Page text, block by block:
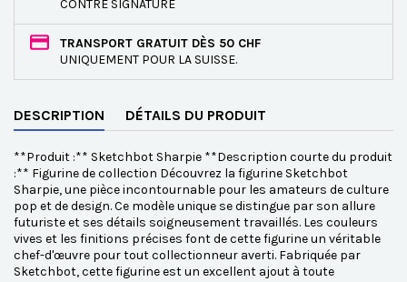
CONTRE SIGNATURE
TRANSPORT GRATUIT DÈS 50 CHF
UNIQUEMENT POUR LA SUISSE.
DESCRIPTION DÉTAILS DU PRODUIT
**Produit :** Sketchbot Sharpie **Description courte du produit
:** Figurine de collection Découvrez la figurine Sketchbot
Sharpie, une pièce incontournable pour les amateurs de culture
pop et de design. Ce modèle unique se distingue par son allure
futuriste et ses détails soigneusement travaillés. Les couleurs
vives et les finitions précises font de cette figurine un véritable
chef-d'œuvre pour tout collectionneur averti. Fabriquée par
Sketchbot, cette figurine est un excellent ajout à toute